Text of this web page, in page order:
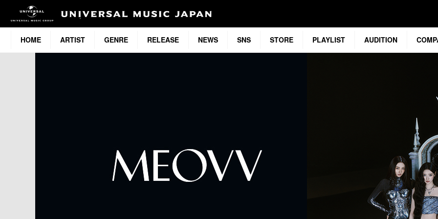
HOME ARTIST GENRE RELEASE NEWS SNS STORE PLAYLIST AUDITION